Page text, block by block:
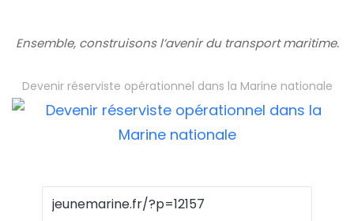
Ensemble, construisons l’avenir du transport maritime.
Devenir réserviste opérationnel dans la Marine nationale